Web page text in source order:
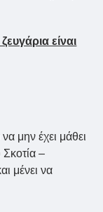
είναι
μην έχει μάθει
Σκοτία –
μένει να